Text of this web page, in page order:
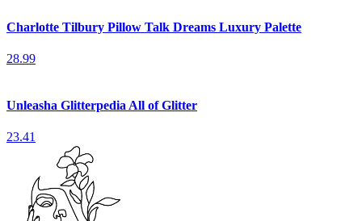
Charlotte Tilbury Pillow Talk Dreams Luxury Palette
28.99
Unleasha Glitterpedia All of Glitter
23.41